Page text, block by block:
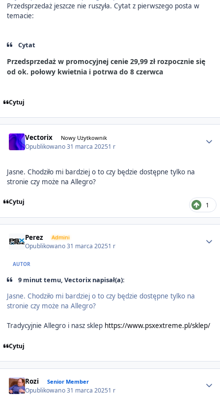
Przedsprzedaż jeszcze nie ruszyła. Cytat z pierwszego posta w
temacie:
Cytat
Przedsprzedaż w promocyjnej cenie 29,99 zł rozpocznie się
od ok. połowy kwietnia i potrwa do 8 czerwca
Cytuj
Vectorix Nowy Użytkownik
Opublikowano31 marca 20251 r
Jasne. Chodziło mi bardziej o to czy będzie dostępne tylko na
stronie czy może na Allegro?
Cytuj 1
Perez Admini
Opublikowano31 marca 20251 r
AUTOR
9 minut temu, Vectorix napisał(a):
Jasne. Chodziło mi bardziej o to czy będzie dostępne tylko na
stronie czy może na Allegro?
Tradycyjnie Allegro i nasz sklep https://www.psxextreme.pl/sklep/
Cytuj
Rozi Senior Member
Opublikowano31 marca 20251 r